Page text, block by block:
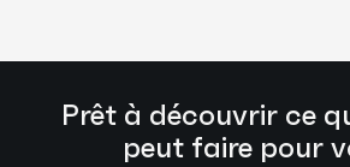
Prêt à découvrir ce
peut faire pour